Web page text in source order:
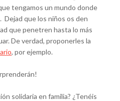
tengamos un mundo donde
Dejad que los niños os den
que penetren hasta lo más
De verdad, proponerles la
, por ejemplo.
solidaria en familia? ¿Tenéis